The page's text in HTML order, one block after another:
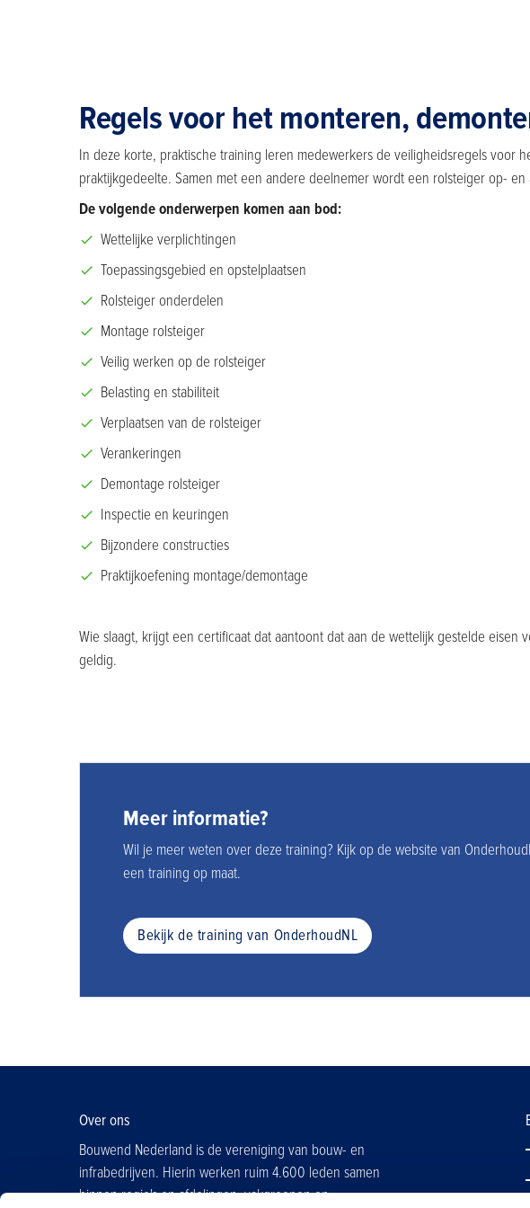
Regels voor het monteren,
In deze korte, praktische training leren medewerkers de veiligheidsregels voor
praktijkgedeelte. Samen met een andere deelnemer wordt een rolsteiger op- en
De volgende onderwerpen komen aan bod:
Wettelijke verplichtingen
Toepassingsgebied en opstelplaatsen
Rolsteiger onderdelen
Montage rolsteiger
Veilig werken op de rolsteiger
Belasting en stabiliteit
Verplaatsen van de rolsteiger
Verankeringen
Demontage rolsteiger
Inspectie en keuringen
Bijzondere constructies
Praktijkoefening montage/demontage
Wie slaagt, krijgt een certificaat dat aantoont dat aan de wettelijk gestelde
geldig.
Meer informatie?
Wil je meer weten over deze training? Kijk op de website van
een training op maat.
Bekijk de training van OnderhoudNL
Over ons
Bouwend Nederland is de vereniging van bouw- en
infrabedrijven. Hierin werken ruim 4.600 leden samen
binnen regio's en afdelingen, vakgroepen en